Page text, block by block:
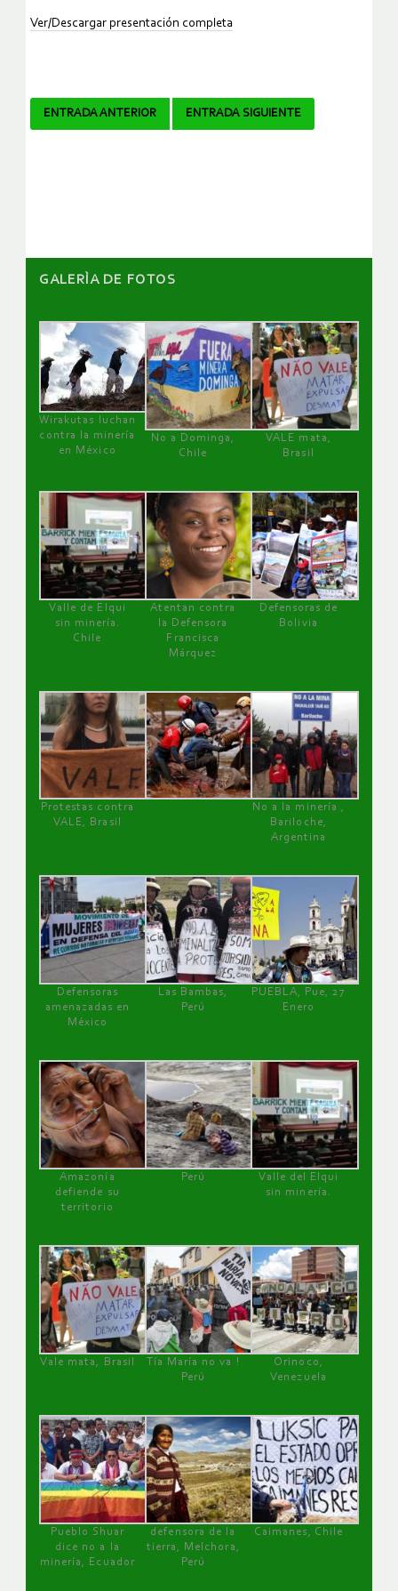
Ver/Descargar presentación completa
Navegador
ENTRADA ANTERIOR ENTRADA SIGUIENTE
GALERÌA DE FOTOS
Wirakutas luchan
contra la minería
en México
No a Dominga,
Chile
VALE mata,
Brasil
Valle de Elqui
sin minería.
Chile
Atentan contra
la Defensora
Francisca
Márquez
Defensoras de
Bolivia
Protestas contra
VALE, Brasil
No a la minería ,
Bariloche,
Argentina
Defensoras
amenazadas en
México
Las Bambas,
Perú
PUEBLA, Pue, 27
Enero
Amazonía
defiende su
territorio
Perú
Valle del Elqui
sin minería.
Vale mata, Brasil
Tía María no va !
Perú
Orinoco,
Venezuela
Pueblo Shuar
dice no a la
minería, Ecuador
defensora de la
tierra, Melchora,
Perú
Caimanes, Chile